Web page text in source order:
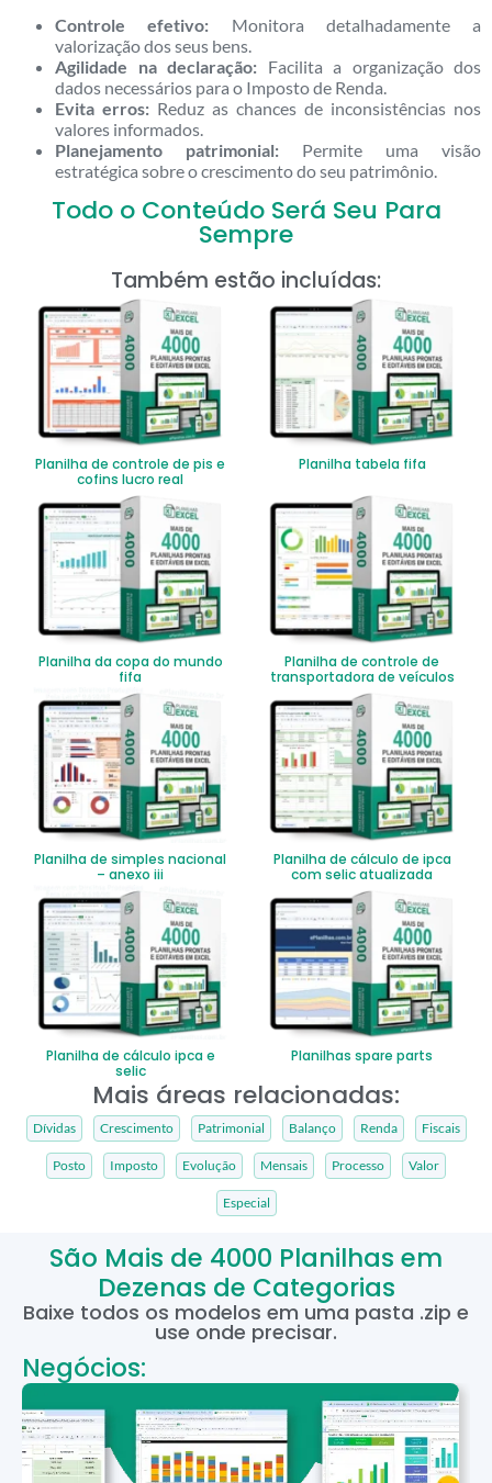
Controle efetivo: Monitora detalhadamente a
valorização dos seus bens.
Agilidade na declaração: Facilita a organização dos
dados necessários para o Imposto de Renda.
Evita erros: Reduz as chances de inconsistências nos
valores informados.
Planejamento patrimonial: Permite uma visão
estratégica sobre o crescimento do seu patrimônio.
Todo o Conteúdo Será Seu Para
Sempre
Também estão incluídas:
Planilha de controle de pis e
cofins lucro real
Planilha tabela fifa
Planilha da copa do mundo
fifa
Planilha de controle de
transportadora de veículos
Planilha de simples nacional
– anexo iii
Planilha de cálculo de ipca
com selic atualizada
Planilha de cálculo ipca e
selic
Planilhas spare parts
Mais áreas relacionadas:
Dívidas Crescimento Patrimonial Balanço Renda Fiscais
Posto Imposto Evolução Mensais Processo Valor
Especial
São Mais de 4000 Planilhas em
Dezenas de Categorias
Baixe todos os modelos em uma pasta .zip e
use onde precisar.
Negócios: